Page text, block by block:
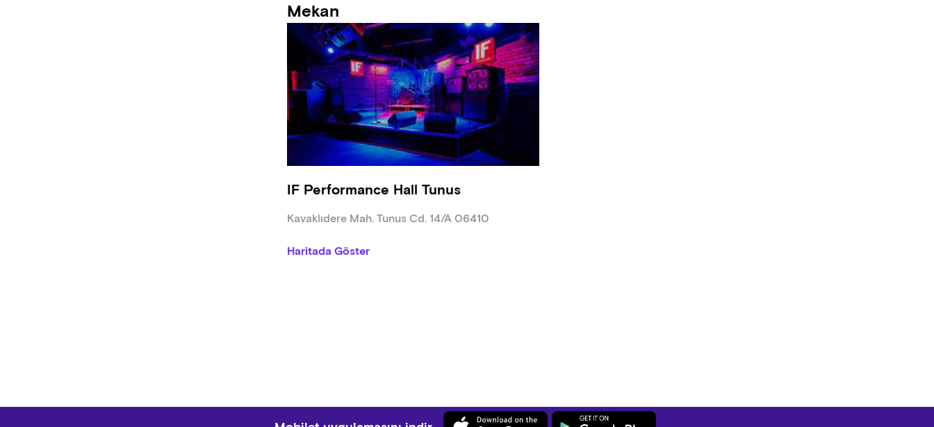
Mekan
IF Performance Hall Tunus
Kavaklıdere Mah. Tunus Cd. 14/A 06410
Haritada Göster